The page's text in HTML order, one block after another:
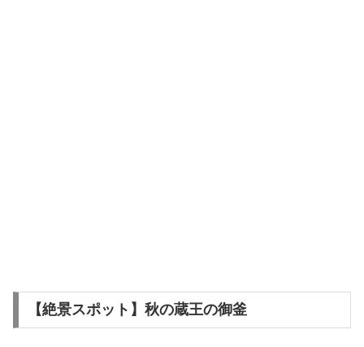
【絶景スポット】秋の蔵王の御釜